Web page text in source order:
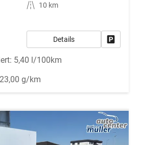
Kilometerstand
10 km
Details
5,40 l/100km
g/km